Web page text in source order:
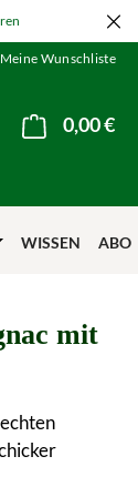
Meine Wunschliste
0 Produkte
0,00 €
WISSEN ABO
mit